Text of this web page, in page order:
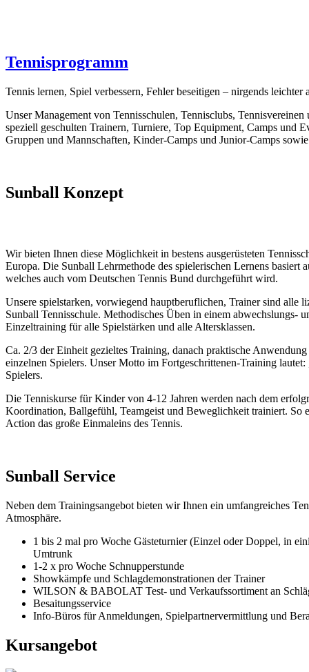
Tennisprogramm
Tennis lernen, Spiel verbessern, Fehler beseitigen – nirgends leichter
Unser Management von Tennisschulen, Tennisclubs,
speziell geschulten Trainern, Turniere, Top Equipment, Camps und
Gruppen und Mannschaften, Kinder-Camps und Junior-Camps
Sunball Konzept
Wir bieten Ihnen diese Möglichkeit in bestens ausgerüsteten
Europa. Die Sunball Lehrmethode des spielerischen Lernens
welches auch vom Deutschen Tennis Bund durchgeführt wird.
Unsere spielstarken, vorwiegend hauptberuflichen, Trainer sind alle
Sunball Tennisschule. Methodisches Üben in einem
Einzeltraining für alle Spielstärken und alle Altersklassen.
Ca. 2/3 der Einheit gezieltes Training, danach praktische
einzelnen Spielers. Unser Motto im Fortgeschrittenen-Training
Spielers.
Die Tenniskurse für Kinder von 4-12 Jahren werden nach dem
Koordination, Ballgefühl, Teamgeist und Beweglichkeit trainiert. So
Action das große Einmaleins des Tennis.
Sunball Service
Neben dem Trainingsangebot bieten wir Ihnen ein umfangreiches
Atmosphäre.
1 bis 2 mal pro Woche Gästeturnier (Einzel oder Doppel, in
Umtrunk
1-2 x pro Woche Schnupperstunde
Showkämpfe und Schlagdemonstrationen der Trainer
WILSON & BABOLAT Test- und Verkaufssortiment an
Besaitungsservice
Info-Büros für Anmeldungen, Spielpartnervermittlung und
Kursangebot